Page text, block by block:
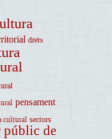
drets
pensament
cultural sectors
públic de